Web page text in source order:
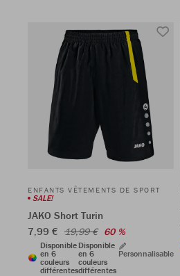
ENFANTS VÊTEMENTS DE SPORT
SALE!
JAKO Short Turin
7,99 € 19,99 € 60 %
Disponible
en 6
couleurs
différentes
Disponible
en 6
couleurs
différentes
Personnalisable